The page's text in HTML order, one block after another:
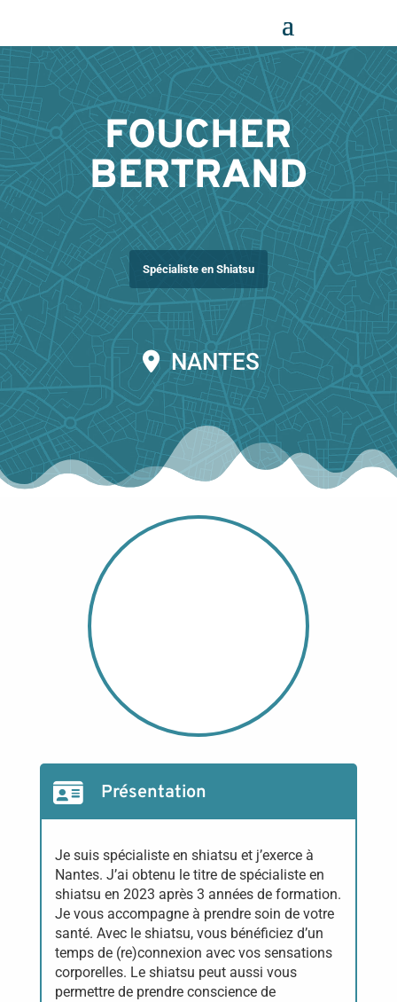
FOUCHER
BERTRAND
Spécialiste en Shiatsu
NANTES
Présentation
Je suis spécialiste en shiatsu et j’exerce à
Nantes. J’ai obtenu le titre de spécialiste en
shiatsu en 2023 après 3 années de formation.
Je vous accompagne à prendre soin de votre
santé. Avec le shiatsu, vous bénéficiez d’un
temps de (re)connexion avec vos sensations
corporelles. Le shiatsu peut aussi vous
permettre de prendre conscience de